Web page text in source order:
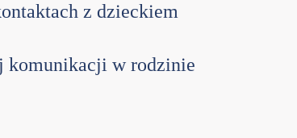
z dzieckiem
komunikacji w rodzinie